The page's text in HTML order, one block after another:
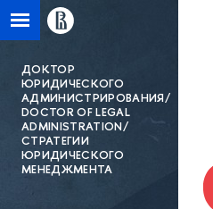
ДОКТОР
ЮРИДИЧЕСКОГО
АДМИНИСТРИРОВАНИЯ/
DOCTOR OF LEGAL
ADMINISTRATION/
СТРАТЕГИИ
ЮРИДИЧЕСКОГО
МЕНЕДЖМЕНТА